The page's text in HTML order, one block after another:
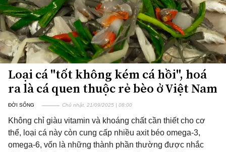
Loại cá "tốt không kém cá hồi", hoá
ra là cá quen thuộc rẻ bèo ở Việt Nam
ĐỜI SỐNG Chủ nhật, 21/09/2025 | 08:00
Không chỉ giàu vitamin và khoáng chất cần thiết cho cơ
thể, loại cá này còn cung cấp nhiều axit béo omega-3,
omega-6, vốn là những thành phần thường được nhắc